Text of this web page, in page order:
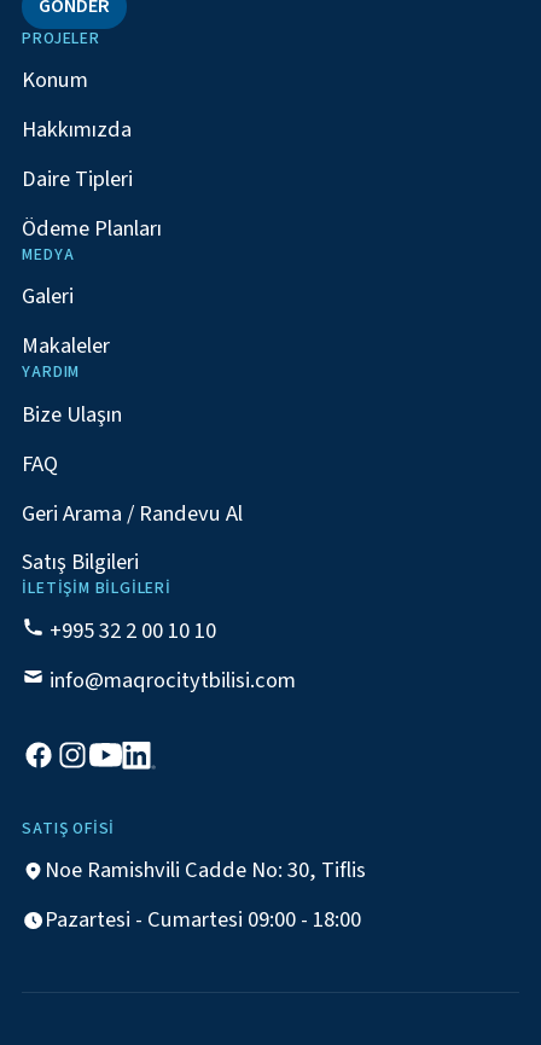
GÖNDER
PROJELER
Konum
Hakkımızda
Daire Tipleri
Ödeme Planları
MEDYA
Galeri
Makaleler
YARDIM
Bize Ulaşın
FAQ
Geri Arama / Randevu Al
Satış Bilgileri
İLETIŞIM BILGILERI
+995 32 2 00 10 10
info@maqrocitytbilisi.com
SATIŞ OFISI
Noe Ramishvili Cadde No: 30, Tiflis
Pazartesi - Cumartesi 09:00 - 18:00